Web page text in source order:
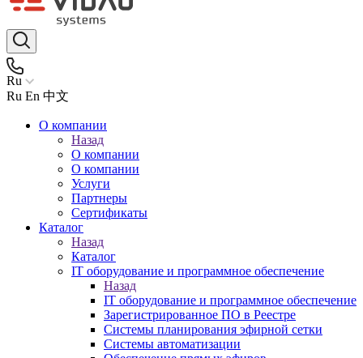
Ru
Ru En 中文
О компании
Назад
О компании
О компании
Услуги
Партнеры
Сертификаты
Каталог
Назад
Каталог
IT оборудование и программное обеспечение
Назад
IT оборудование и программное обеспечение
Зарегистрированное ПО в Реестре
Системы планирования эфирной сетки
Системы автоматизации